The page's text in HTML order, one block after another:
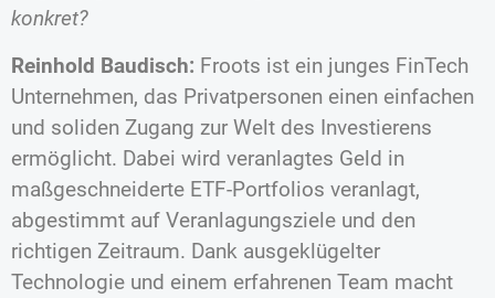
konkret?
Reinhold Baudisch: Froots ist ein junges FinTech
Unternehmen, das Privatpersonen einen einfachen
und soliden Zugang zur Welt des Investierens
ermöglicht. Dabei wird veranlagtes Geld in
maßgeschneiderte ETF-Portfolios veranlagt,
abgestimmt auf Veranlagungsziele und den
richtigen Zeitraum. Dank ausgeklügelter
Technologie und einem erfahrenen Team macht